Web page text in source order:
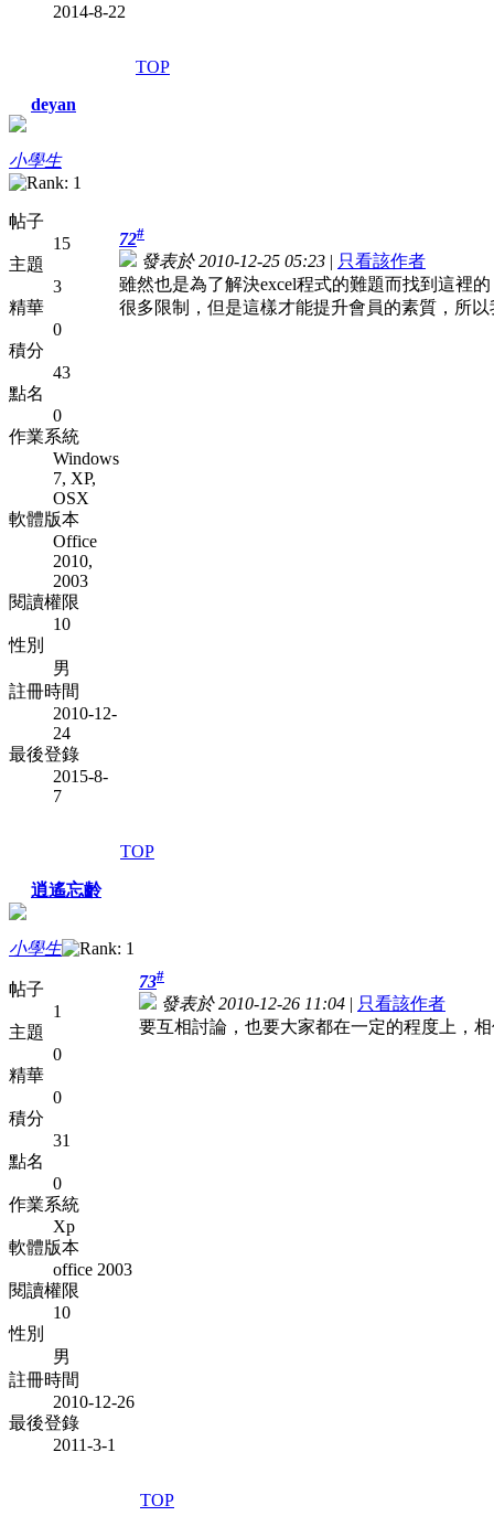
2014-8-22
TOP
deyan
小學生
帖子
15
主題
3
精華
0
積分
43
點名
0
作業系統
Windows
7, XP,
OSX
軟體版本
Office
2010,
2003
閱讀權限
10
性別
男
註冊時間
2010-12-
24
最後登錄
2015-8-
7
72#
發表於 2010-12-25 05:23 | 只看該作者
雖然也是為了解決excel程式的難題而找到這裡
很多限制，但是這樣才能提升會員的素質，所
TOP
逍遙忘齡
小學生
帖子
1
主題
0
精華
0
積分
31
點名
0
作業系統
Xp
軟體版本
office 2003
閱讀權限
10
性別
男
註冊時間
2010-12-26
最後登錄
2011-3-1
73#
發表於 2010-12-26 11:04 | 只看該作者
要互相討論，也要大家都在一定的程度上，
TOP